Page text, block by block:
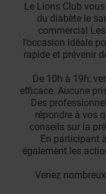
Le Lions Club
du diabète le
commercial Les
l’occasion idéale
rapide et prévenir
De 10h à 19h,
efficace. Aucune
Des
répondre à vos
conseils sur la
En participant
également les
Venez